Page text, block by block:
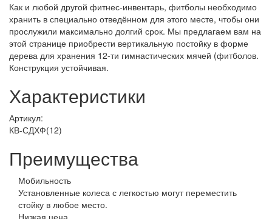
Как и любой другой фитнес-инвентарь, фитболы необходимо
хранить в специально отведённом для этого месте, чтобы они
прослужили максимально долгий срок. Мы предлагаем вам на
этой странице приобрести вертикальную постойку в форме
дерева для хранения 12-ти гимнастических мячей (фитболов.
Конструкция устойчивая.
Характеристики
Артикул:
КВ-СДХФ(12)
Преимущества
Мобильность
Установленные колеса с легкостью могут переместить
стойку в любое место.